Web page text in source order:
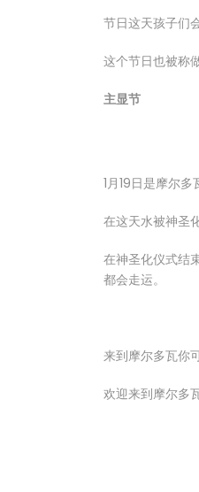
节日这天孩子们
这个节日也被称做
主显节
1月19日是摩尔
在这天水被神圣
在神圣化仪式结
都会走运。
来到摩尔多瓦你
欢迎来到摩尔多